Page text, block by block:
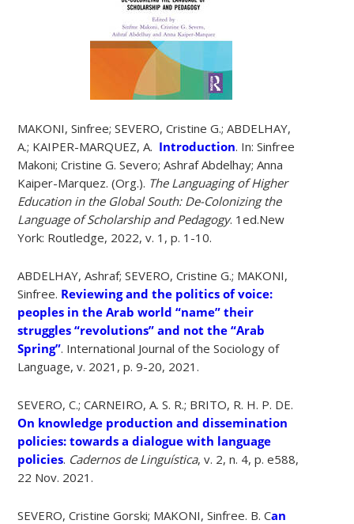
MAKONI, Sinfree; SEVERO, Cristine G.; ABDELHAY,
A.; KAIPER-MARQUEZ, A. Introduction. In: Sinfree
Makoni; Cristine G. Severo; Ashraf Abdelhay; Anna
Kaiper-Marquez. (Org.). The Languaging of Higher
Education in the Global South: De-Colonizing the
Language of Scholarship and Pedagogy. 1ed.New
York: Routledge, 2022, v. 1, p. 1-10.
ABDELHAY, Ashraf; SEVERO, Cristine G.; MAKONI,
Sinfree. Reviewing and the politics of voice:
peoples in the Arab world “name” their
struggles “revolutions” and not the “Arab
Spring”. International Journal of the Sociology of
Language, v. 2021, p. 9-20, 2021.
SEVERO, C.; CARNEIRO, A. S. R.; BRITO, R. H. P. DE.
On knowledge production and dissemination
policies: towards a dialogue with language
policies. Cadernos de Linguística, v. 2, n. 4, p. e588,
22 Nov. 2021.
SEVERO, Cristine Gorski; MAKONI, Sinfree. B. Can